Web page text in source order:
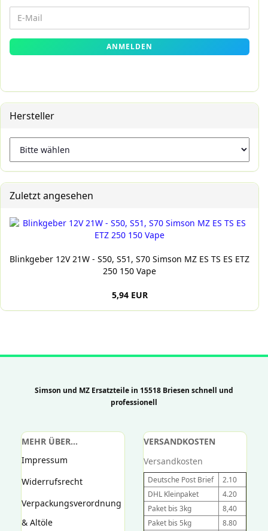
ZUR
E-
Mail
ANMELDEN
Hersteller
Zuletzt angesehen
Blinkgeber 12V 21W - S50, S51, S70 Simson MZ ES TS ES ETZ
250 150 Vape
5,94 EUR
Simson und MZ Ersatzteile in 15518 Briesen schnell und
professionell
MEHR ÜBER...
Impressum
Widerrufsrecht
Verpackungsverordnung
& Altöle
VERSANDKOSTEN
Versandkosten
Deutsche Post Brief
2.10
DHL Kleinpaket
4.20
Paket bis 3kg
8,40
Paket bis 5kg
8.80